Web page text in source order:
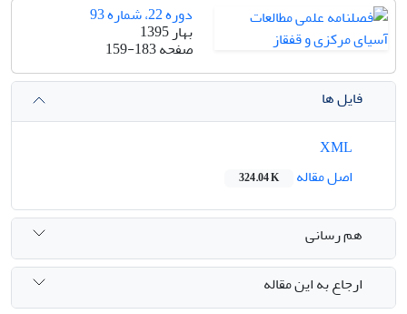
دوره 22، شماره 93
بهار 1395
صفحه159-183
فایل ها
اصل مقاله
324.04 K
هم رسانی
ارجاع به این مقاله